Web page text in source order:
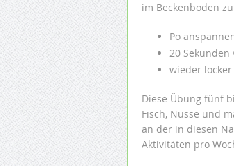
im Beckenboden
Po
20
wieder locker
Diese Übung fünf
Fisch, Nüsse und
an der in diesen
Aktivitäten pro